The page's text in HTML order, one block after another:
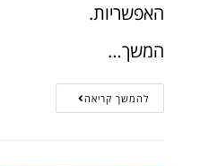
האפשריות.
המשך…
להמשך קריאה